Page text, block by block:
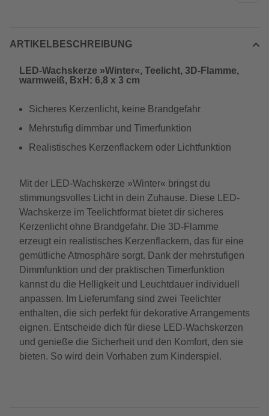
ARTIKELBESCHREIBUNG
LED-Wachskerze »Winter«, Teelicht, 3D-Flamme,
warmweiß, BxH: 6,8 x 3 cm
Sicheres Kerzenlicht, keine Brandgefahr
Mehrstufig dimmbar und Timerfunktion
Realistisches Kerzenflackern oder Lichtfunktion
Mit der LED-Wachskerze »Winter« bringst du
stimmungsvolles Licht in dein Zuhause. Diese LED-
Wachskerze im Teelichtformat bietet dir sicheres
Kerzenlicht ohne Brandgefahr. Die 3D-Flamme
erzeugt ein realistisches Kerzenflackern, das für eine
gemütliche Atmosphäre sorgt. Dank der mehrstufigen
Dimmfunktion und der praktischen Timerfunktion
kannst du die Helligkeit und Leuchtdauer individuell
anpassen. Im Lieferumfang sind zwei Teelichter
enthalten, die sich perfekt für dekorative Arrangements
eignen. Entscheide dich für diese LED-Wachskerzen
und genieße die Sicherheit und den Komfort, den sie
bieten. So wird dein Vorhaben zum Kinderspiel.